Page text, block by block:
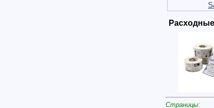
Страницы: